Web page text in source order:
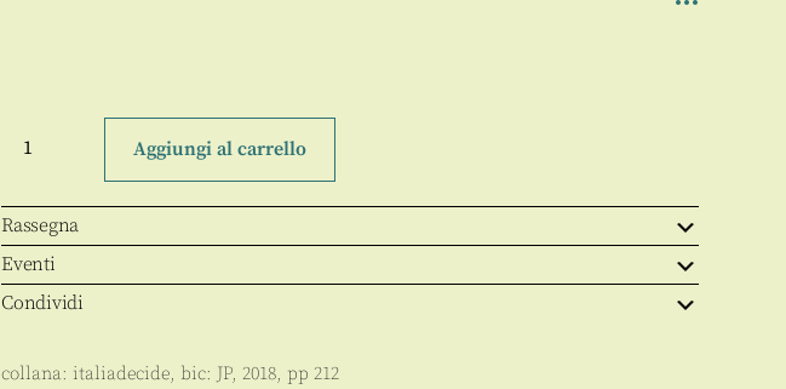
dibattito
infrastrutture
utili,
snelle
e
condivise
quantità
Aggiungi al carrello
Rassegna
Eventi
Condividi
collana: italiadecide, bic: JP, 2018, pp 212